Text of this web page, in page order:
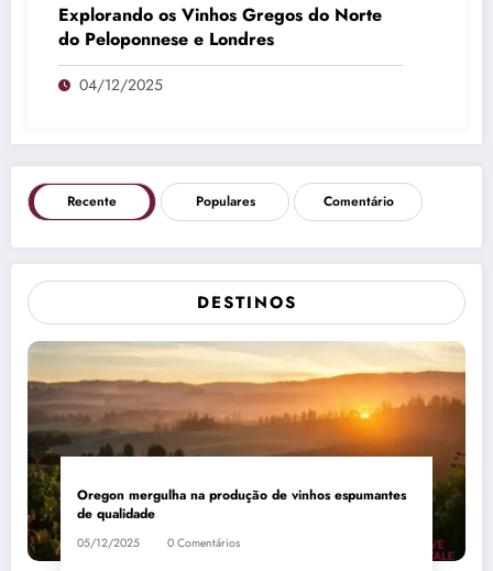
Explorando os Vinhos Gregos do Norte
do Peloponnese e Londres
04/12/2025
Recente Populares Comentário
DESTINOS
Oregon mergulha na produção de vinhos espumantes
de qualidade
05/12/2025 0 Comentários